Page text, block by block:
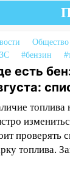
Общество
#бензин
есть
топлива
проверять
топлива.